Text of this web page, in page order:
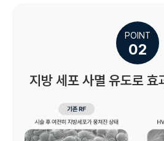
POINT
02
지방 세포 사멸 유도로 효